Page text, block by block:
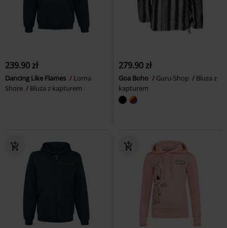
239.90 zł
Dancing Like Flames
Lorna
Shore
Bluza z kapturem
279.90 zł
Goa Boho Guru-Shop
Bluza z
kapturem